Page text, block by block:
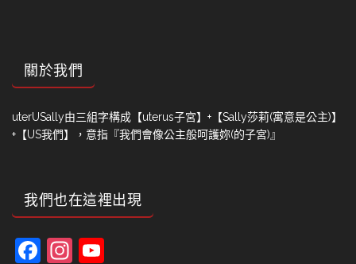
關於我們
uterUSally由三組字構成【uterus子宮】+【Sally莎莉(寓意是公主)】
+【US我們】，意指『我們會像公主般呵護妳(的子宮)』
我們也在這裡出現
Facebook
Instagram